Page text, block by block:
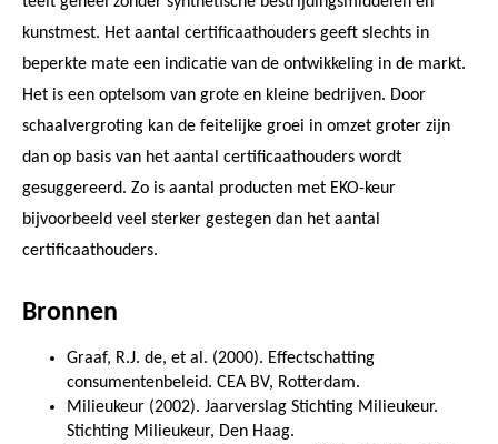
kunstmest. Het aantal certificaathouders geeft slechts in
beperkte mate een indicatie van de ontwikkeling in de markt.
Het is een optelsom van grote en kleine bedrijven. Door
schaalvergroting kan de feitelijke groei in omzet groter zijn
dan op basis van het aantal certificaathouders wordt
gesuggereerd. Zo is aantal producten met EKO-keur
bijvoorbeeld veel sterker gestegen dan het aantal
certificaathouders.
Bronnen
Graaf, R.J. de, et al. (2000). Effectschatting
consumentenbeleid. CEA BV, Rotterdam.
Milieukeur (2002). Jaarverslag Stichting Milieukeur.
Stichting Milieukeur, Den Haag.